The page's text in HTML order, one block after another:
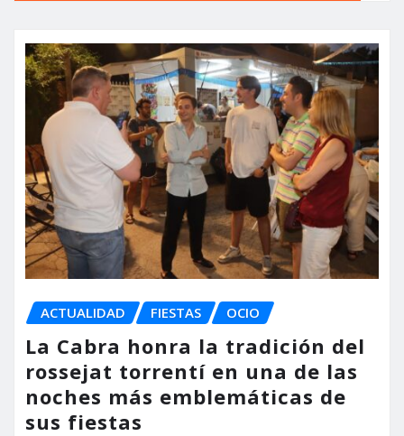
ACTUALIDAD FIESTAS OCIO
La Cabra honra la tradición del
rossejat torrentí en una de las
noches más emblemáticas de
sus fiestas